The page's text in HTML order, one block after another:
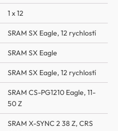
1 x 12
SRAM SX Eagle, 12 rychlostí
SRAM SX Eagle
SRAM SX Eagle, 12 rychlostí
SRAM CS-PG1210 Eagle, 11-
50 Z
SRAM X-SYNC 2 38 Z, CRS